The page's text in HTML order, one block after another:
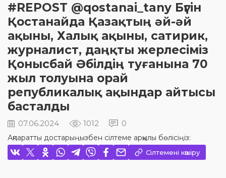
#REPOST @qostanai_tany Бүгін
Қостанайда Қазақтың әй-әй
ақыны, Халық ақыны, сатирик,
журналист, даңқты жерлесіміз
Қонысбай Әбілдің туғанына 70
жыл толуына орай
републикалық ақындар айтысы
басталды
07.06.2024 1012 0
Ақпаратты достарыңызбен сілтеме арқылы бөлісіңіз:
Сілтемені көшіру